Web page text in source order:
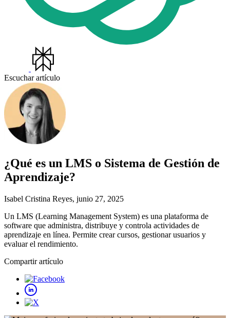
Escuchar artículo
¿Qué es un LMS o Sistema de Gestión de
Aprendizaje?
Isabel Cristina Reyes, junio 27, 2025
Un LMS (Learning Management System) es una plataforma de
software que administra, distribuye y controla actividades de
aprendizaje en línea. Permite crear cursos, gestionar usuarios y
evaluar el rendimiento.
Compartir artículo